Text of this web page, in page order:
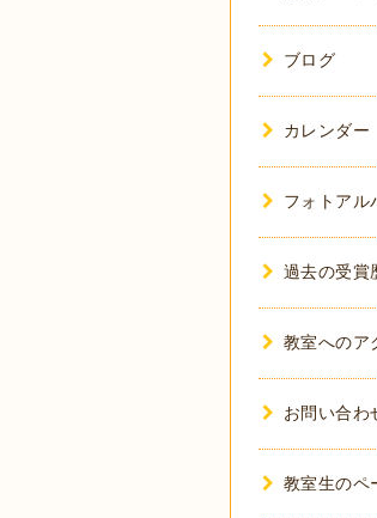
ブログ
カレンダー
フォトアル
過去の受賞
教室へのア
お問い合わ
教室生のペ